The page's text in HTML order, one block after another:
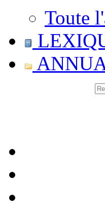
Toute